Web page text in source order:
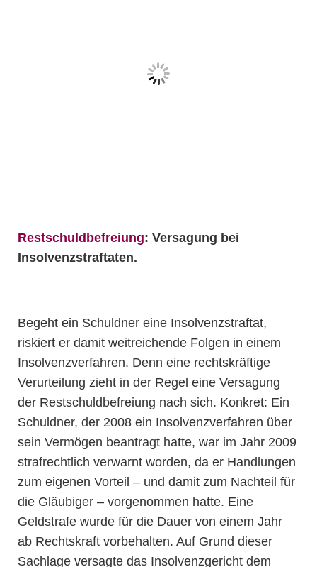
Restschuldbefreiung: Versagung bei
Insolvenzstraftaten.
Begeht ein Schuldner eine Insolvenzstraftat,
riskiert er damit weitreichende Folgen in einem
Insolvenzverfahren. Denn eine rechtskräftige
Verurteilung zieht in der Regel eine Versagung
der Restschuldbefreiung nach sich. Konkret: Ein
Schuldner, der 2008 ein Insolvenzverfahren über
sein Vermögen beantragt hatte, war im Jahr 2009
strafrechtlich verwarnt worden, da er Handlungen
zum eigenen Vorteil – und damit zum Nachteil für
die Gläubiger – vorgenommen hatte. Eine
Geldstrafe wurde für die Dauer von einem Jahr
ab Rechtskraft vorbehalten. Auf Grund dieser
Sachlage versagte das Insolvenzgericht dem